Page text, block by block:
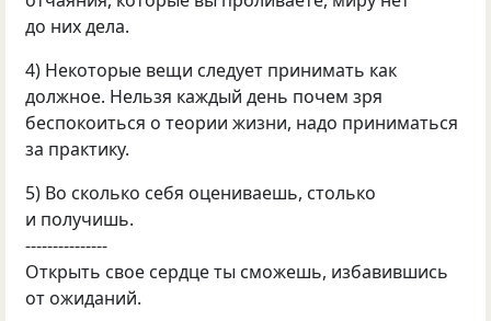
до них дела.
4) Некоторые вещи следует принимать как
должное. Нельзя каждый день почем зря
беспокоиться о теории жизни, надо приниматься
за практику.
5) Во сколько себя оцениваешь, столько
и получишь.
---------------
Открыть свое сердце ты сможешь, избавившись
от ожиданий.